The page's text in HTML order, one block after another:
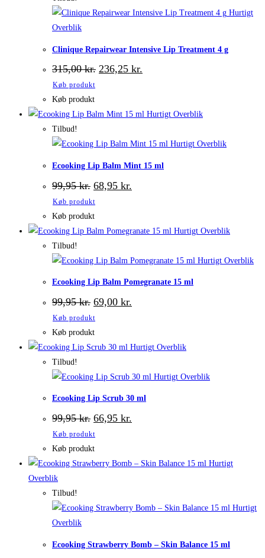
Hurtigt
Overblik
Clinique Repairwear Intensive Lip Treatment 4 g
315,00kr. Den
oprindelige
315,00 kr..
236,25 kr.
236,25 kr..
Køb produkt
Køb produkt
Hurtigt Overblik
Tilbud!
Hurtigt Overblik
Ecooking Lip Balm Mint 15 ml
99,95kr. Den
oprindelige
pris
var:
99,95 kr..
68,95 kr.
aktuelle
68,95 kr..
Køb produkt
Køb produkt
Hurtigt Overblik
Tilbud!
Hurtigt Overblik
Ecooking Lip Balm Pomegranate 15 ml
99,95kr. Den
oprindelige
pris
var:
99,95 kr..
69,00 kr.
aktuelle
69,00 kr..
Køb produkt
Køb produkt
Hurtigt Overblik
Tilbud!
Hurtigt Overblik
Ecooking Lip Scrub 30 ml
99,95kr. Den
oprindelige
pris
var:
99,95 kr..
66,95 kr.
aktuelle
66,95 kr..
Køb produkt
Køb produkt
Hurtigt
Overblik
Tilbud!
Hurtigt
Overblik
Ecooking Strawberry Bomb – Skin Balance 15 ml